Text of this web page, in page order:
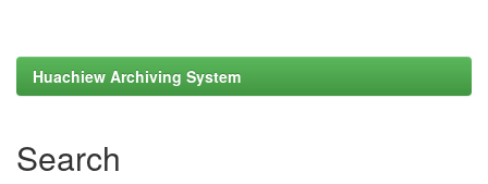
Huachiew Archiving System
Search